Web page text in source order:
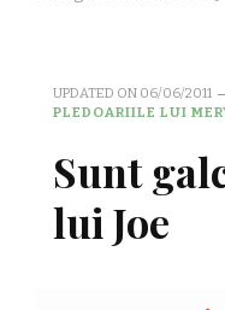
UPDATED ON 06/06/2011
PLEDOARIILE LUI
Sunt
lui Joe